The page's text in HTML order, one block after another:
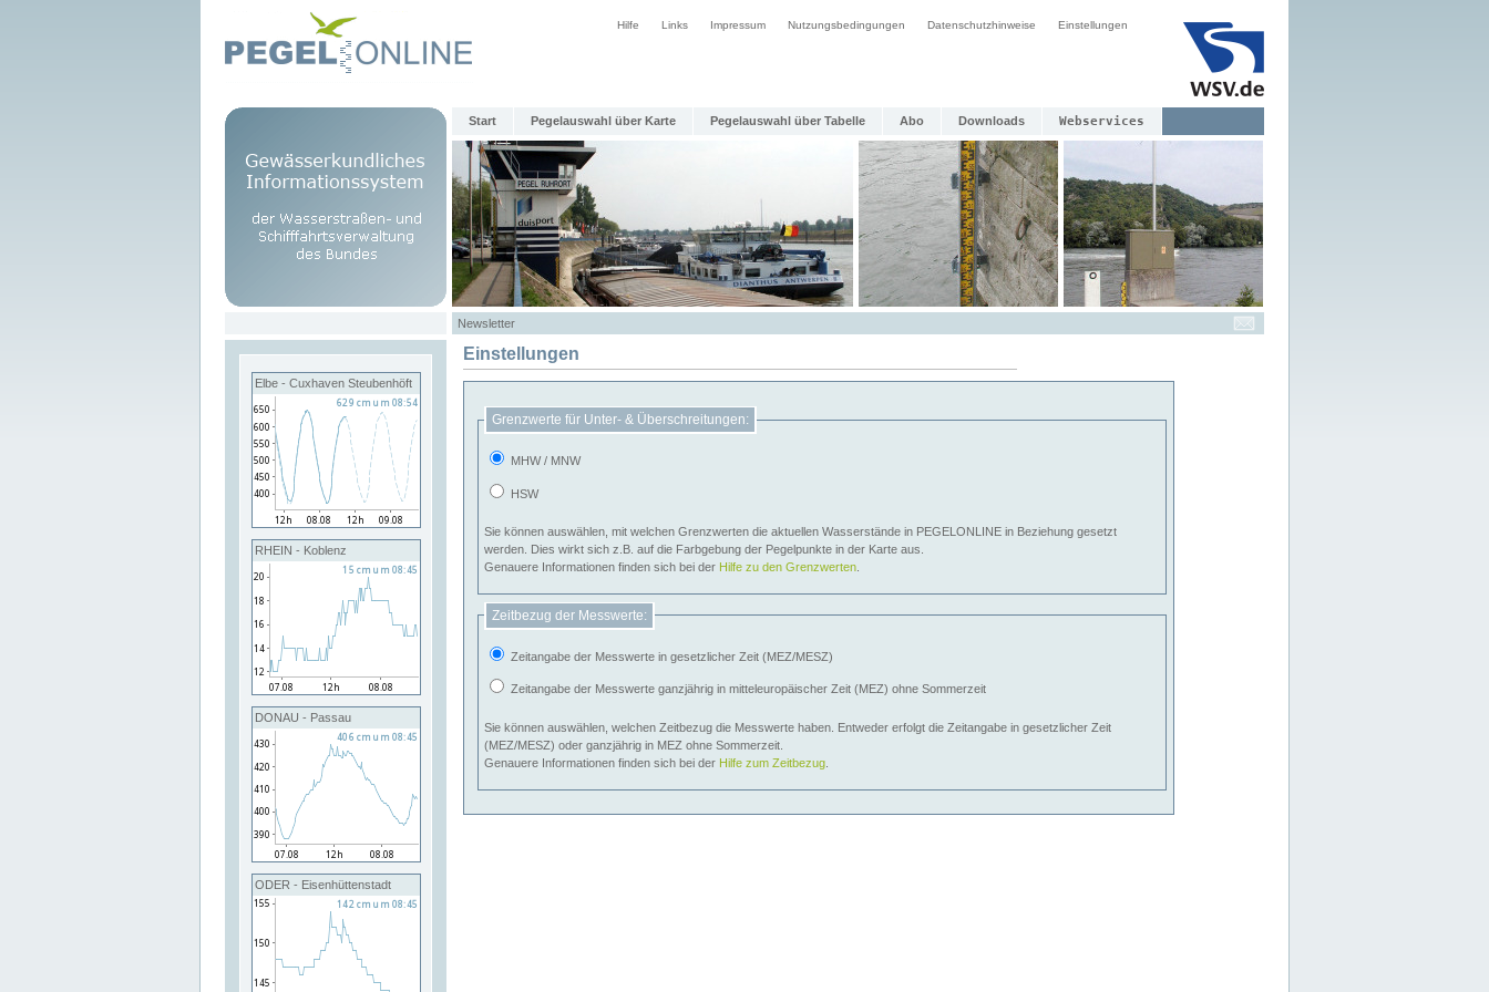
Hilfe Links Impressum Nutzungsbedingungen Datenschutzhinweise Einstellungen
Start Pegelauswahl über Karte Pegelauswahl über Tabelle Abo Downloads Webservices
Newsletter
Elbe - Cuxhaven Steubenhöft
RHEIN - Koblenz
DONAU - Passau
ODER - Eisenhüttenstadt
Einstellungen
Grenzwerte für Unter- & Überschreitungen:
MHW / MNW
HSW
Sie können auswählen, mit welchen Grenzwerten die aktuellen Wasserstände in PEGELONLINE in Beziehung gesetzt
werden. Dies wirkt sich z.B. auf die Farbgebung der Pegelpunkte in der Karte aus.
Genauere Informationen finden sich bei der Hilfe zu den Grenzwerten
Zeitbezug der Messwerte:
Zeitangabe der Messwerte in gesetzlicher Zeit (MEZ/MESZ)
Zeitangabe der Messwerte ganzjährig in mitteleuropäischer Zeit (MEZ) ohne Sommerzeit
Sie können auswählen, welchen Zeitbezug die Messwerte haben. Entweder erfolgt die Zeitangabe in gesetzlicher Zeit
(MEZ/MESZ) oder ganzjährig in MEZ ohne Sommerzeit.
Genauere Informationen finden sich bei der Hilfe zum Zeitbezug